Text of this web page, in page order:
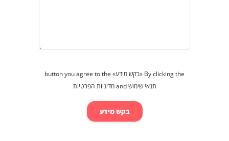
By clicking the «בקש מידע» button you agree to the
תנאי שימוש and מדיניות הפרטיות
בקש מידע